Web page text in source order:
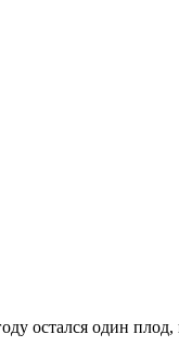
остался один